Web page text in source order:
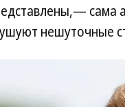
сама
нешуточные